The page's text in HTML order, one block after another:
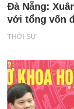
THỜI SỰ
Đà Nẵng:
với tổng vốn